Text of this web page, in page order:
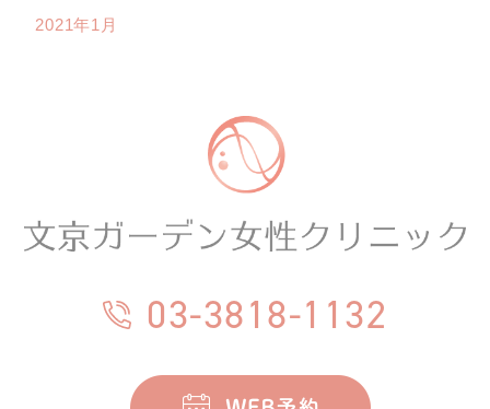
2021年1月
03-3818-1132